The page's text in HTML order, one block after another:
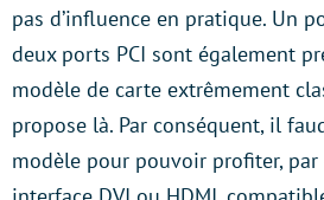
pas d’influence en pratique. Un
deux ports PCI sont également
modèle de carte extrêmement
propose là. Par conséquent, il
modèle pour pouvoir profiter, par